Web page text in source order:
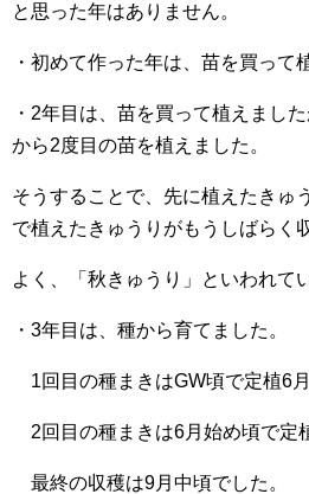
と思った年はありません。
・初めて作った年は、苗を買って
・2年目は、苗を買って植えまし
から2度目の苗を植えました。
そうすることで、先に植えたきゅ
で植えたきゅうりがもうしばらく
よく、「秋きゅうり」といわれて
・3年目は、種から育てました。
1回目の種まきはGW頃で定植6
2回目の種まきは6月始め頃で定
最終の収穫は9月中頃でした。